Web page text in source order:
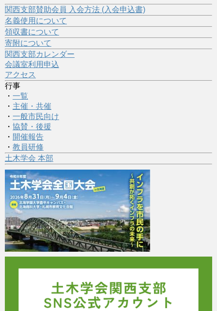
関西支部賛助会員 入会方法 (入会申込書)
名義使用について
領収書について
寄附について
関西支部カレンダー
会議室利用申込
アクセス
行事
・ 一覧
・ 主催・共催
・ 一般市民向け
・ 協賛・後援
・ 開催報告
・ 教員研修
土木学会 本部